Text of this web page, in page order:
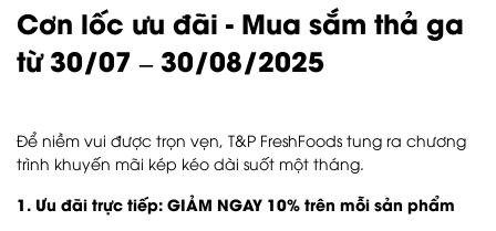
Cơn lốc ưu đãi - Mua sắm thả ga
từ 30/07 – 30/08/2025
Để niềm vui được trọn vẹn, T&P FreshFoods tung ra chương
trình khuyến mãi kép kéo dài suốt một tháng.
1. Ưu đãi trực tiếp: GIẢM NGAY 10% trên mỗi sản phẩm